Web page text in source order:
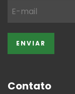
Contato